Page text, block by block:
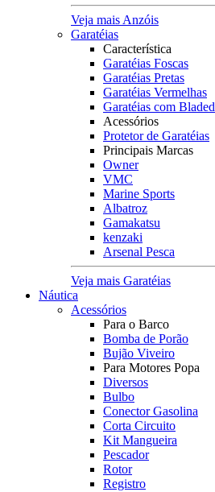
Veja mais Anzóis
Garatéias
Característica
Garatéias Foscas
Garatéias Pretas
Garatéias Vermelhas
Garatéias com Bladed
Acessórios
Protetor de Garatéias
Principais Marcas
Owner
VMC
Marine Sports
Albatroz
Gamakatsu
kenzaki
Arsenal Pesca
Veja mais Garatéias
Náutica
Acessórios
Para o Barco
Bomba de Porão
Bujão Viveiro
Para Motores Popa
Diversos
Bulbo
Conector Gasolina
Corta Circuito
Kit Mangueira
Pescador
Rotor
Registro